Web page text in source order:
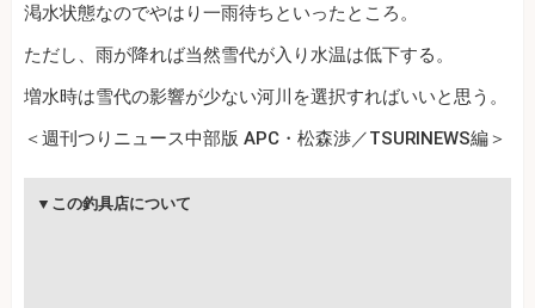
渇水状態なのでやはり一雨待ちといったところ。
ただし、雨が降れば当然雪代が入り水温は低下する。
増水時は雪代の影響が少ない河川を選択すればいいと思う。
＜週刊つりニュース中部版 APC・松森渉／TSURINEWS編＞
▼この釣具店について